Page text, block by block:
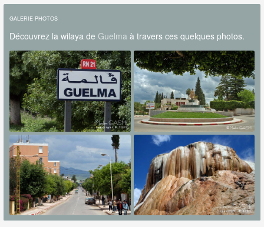
GALERIE PHOTOS
Découvrez la wilaya de Guelmaà travers ces quelques photos.